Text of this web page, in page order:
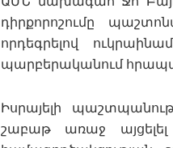
դիրքորոշումը
որդեգրելով
պարբերականում
Իսրայելի
շաբաթ առաջ այցելել